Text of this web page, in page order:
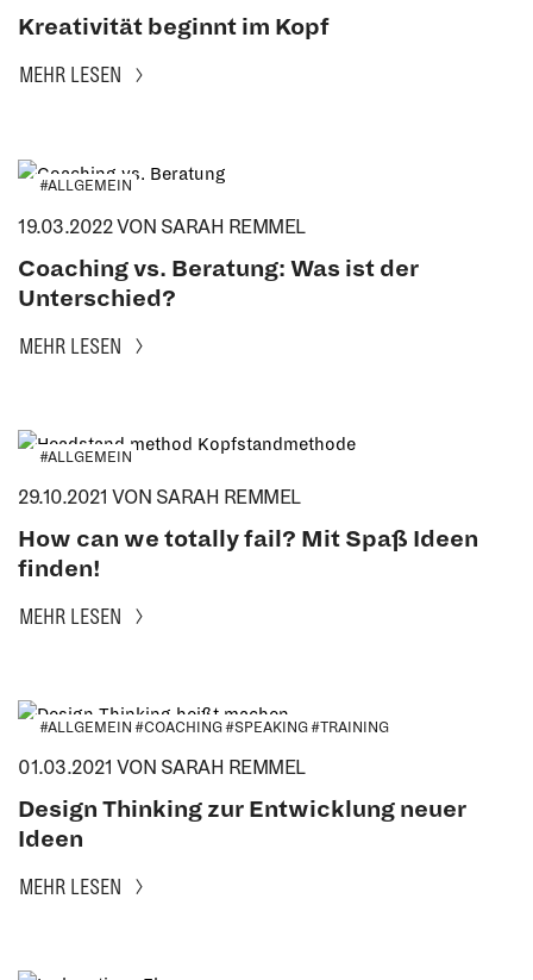
Kreativität beginnt im Kopf
MEHR LESEN
#ALLGEMEIN
19.03.2022 VON SARAH REMMEL
Coaching vs. Beratung: Was ist der
Unterschied?
MEHR LESEN
#ALLGEMEIN
29.10.2021 VON SARAH REMMEL
How can we totally fail? Mit Spaß Ideen
finden!
MEHR LESEN
#ALLGEMEIN #COACHING #SPEAKING #TRAINING
01.03.2021 VON SARAH REMMEL
Design Thinking zur Entwicklung neuer
Ideen
MEHR LESEN